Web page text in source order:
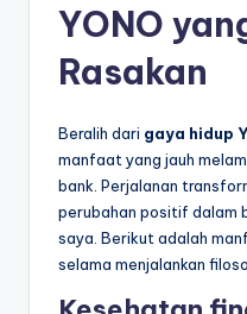
YONO
Rasakan
Beralih dari gaya hidup
manfaat yang jauh
bank. Perjalanan
perubahan positif dalam
saya. Berikut adalah
selama menjalankan